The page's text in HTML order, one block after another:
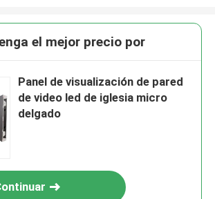
el mejor precio por
Panel de visualización de pared
de video led de iglesia micro
delgado